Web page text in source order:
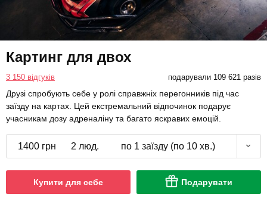
Картинг для двох
3 150 відгуків подарували 109 621 разів
Друзі спробують себе у ролі справжніх перегонників під час
заїзду на картах. Цей екстремальний відпочинок подарує
учасникам дозу адреналіну та багато яскравих емоцій.
1400 грн 2 люд. по 1 заїзду (по 10 хв.)
Купити для себе Подарувати